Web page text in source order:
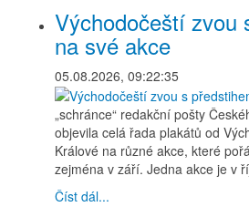
Východočeští zvou
na své akce
05.08.2026, 09:22:35
„schránce“ redakční pošty
objevila celá řada plakátů od
Králové na různé akce, které
zejména v září. Jedna akce je v
Číst dál...